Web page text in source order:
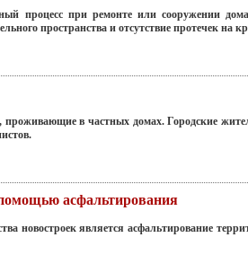
процесс при ремонте или сооружении
пространства и отсутствие протечек на
в частных домах. Городские
асфальтирования
новостроек является асфальтирование